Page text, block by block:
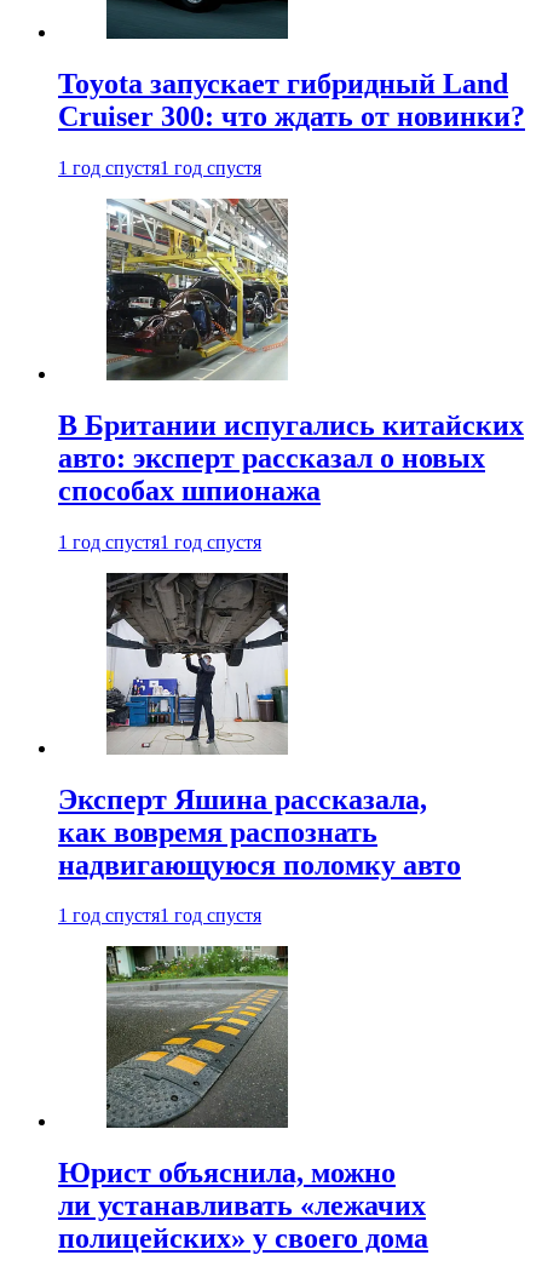
Toyota запускает гибридный Land
Cruiser 300: что ждать от новинки?
1 год спустя1 год спустя
В Британии испугались китайских
авто: эксперт рассказал о новых
способах шпионажа
1 год спустя1 год спустя
Эксперт Яшина рассказала,
как вовремя распознать
надвигающуюся поломку авто
1 год спустя1 год спустя
Юрист объяснила, можно
ли устанавливать «лежачих
полицейских» у своего дома